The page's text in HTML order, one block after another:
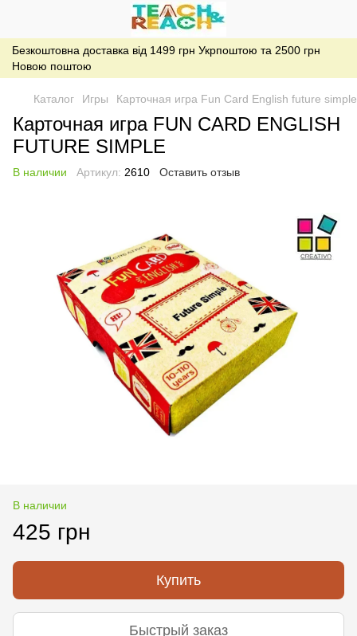
Безкоштовна доставка від 1499 грн Укрпоштою та 2500 грн
Новою поштою
Каталог Игры Карточная игра Fun Card English future simple
Карточная игра FUN CARD ENGLISH
FUTURE SIMPLE
В наличии Артикул: 2610 Оставить отзыв
В наличии
425 грн
Купить
Быстрый заказ